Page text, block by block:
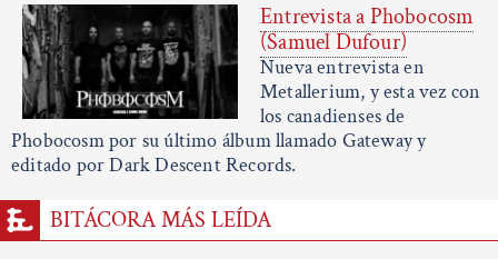
Entrevista a Phobocosm
(Samuel Dufour)
Nueva entrevista en
Metallerium, y esta vez con
los canadienses de
Phobocosm por su último álbum llamado Gateway y
editado por Dark Descent Records.
BITÁCORA MÁS LEÍDA